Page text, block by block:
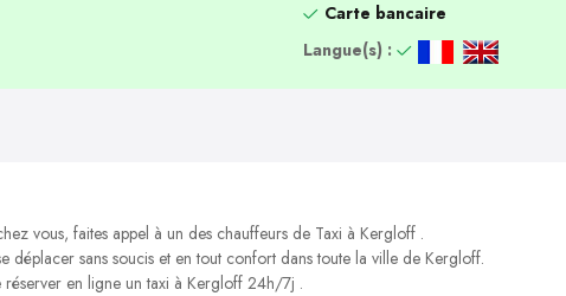
Carte bancaire
Langue(s) :
vous, faites appel à un des chauffeurs de Taxi à Kergloff .
déplacer sans soucis et en tout confort dans toute la ville de Kergloff.
réserver en ligne un taxi à Kergloff 24h/7j .